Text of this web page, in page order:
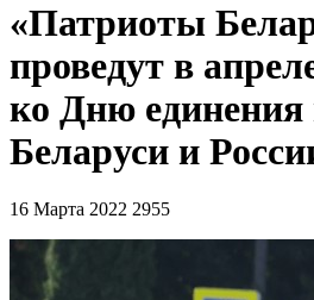
«Патриоты
проведут в
ко Дню единения
Беларуси и
16 Марта 2022 2955